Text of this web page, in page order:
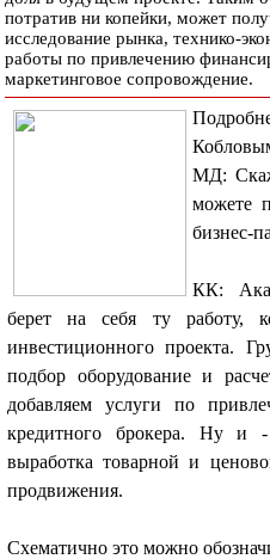
потратив ни копейки, может
исследование рынка, технико-
работы по привлечению
маркетинговое сопровождение.
МД:
можете
бизнес-
КК:
берет на себя ту работу,
инвестиционного проекта.
подбор оборудование и
добавляем услуги по
кредитного брокера. Ну и -
выработка товарной и
продвижения.
Схематично это можно